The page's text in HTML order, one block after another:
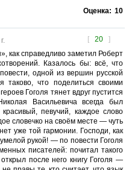
Оценка: 10
[ 20 ]
как справедливо заметил Роберт
Казалось бы: всё, что
одной из вершин русской
таково, что поделиться своими
Гоголя тянет вдруг пустится
Васильевича всегда был
певучий, каждое слово
словечко на своём месте — чуть
уже той гармонии. Господи, как
рукой! — по повести Гоголя
писателей: почитал такого
после него книгу Гоголя —